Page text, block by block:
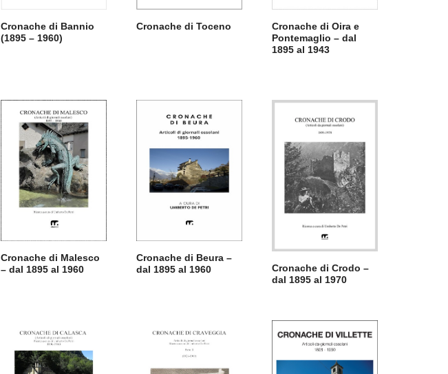
Cronache di Bannio
(1895 – 1960)
Cronache di Toceno
Cronache di Oira e
Pontemaglio – dal
1895 al 1943
Cronache di Malesco
– dal 1895 al 1960
Cronache di Beura –
dal 1895 al 1960
Cronache di Crodo –
dal 1895 al 1970